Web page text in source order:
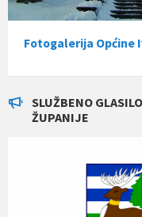
Fotogalerija Općine
SLUŽBENO
ŽUPANIJE